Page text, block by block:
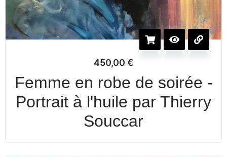
450,00 €
Femme en robe de soirée -
Portrait à l'huile par Thierry
Souccar